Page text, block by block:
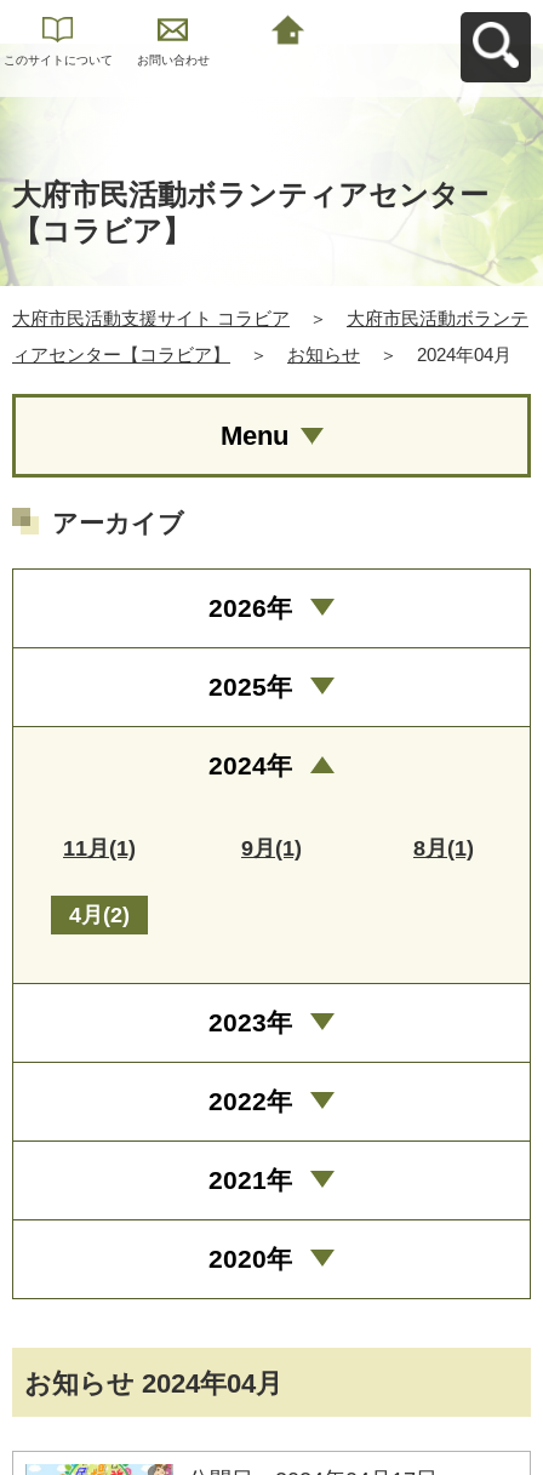
このサイトについて お問い合わせ
大府市民活動ボランティアセンター
【コラビア】
大府市民活動支援サイト コラビア ＞
大府市民活動ボランテ
ィアセンター【コラビア】
＞ お知らせ ＞ 2024年04月
お知らせ 2024年04月
Menu
アーカイブ
2026年
2025年
2024年
11月(1) 9月(1) 8月(1)
4月(2)
2023年
2022年
2021年
2020年